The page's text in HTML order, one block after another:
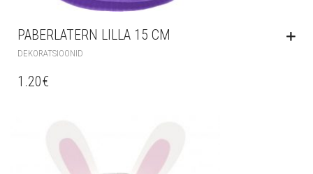
PABERLATERN LILLA 15 CM
DEKORATSIOONID
1.20€